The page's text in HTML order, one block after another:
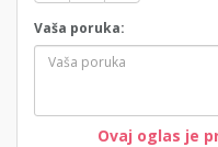
Vaša poruka:
Ovaj oglas je